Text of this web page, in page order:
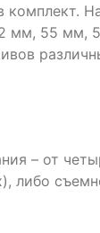
мм, 55
– от
либо